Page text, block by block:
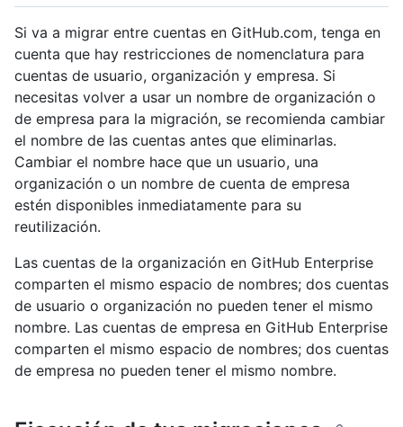
Si va a migrar entre cuentas en GitHub.com, tenga en
cuenta que hay restricciones de nomenclatura para
cuentas de usuario, organización y empresa. Si
necesitas volver a usar un nombre de organización o
de empresa para la migración, se recomienda cambiar
el nombre de las cuentas antes que eliminarlas.
Cambiar el nombre hace que un usuario, una
organización o un nombre de cuenta de empresa
estén disponibles inmediatamente para su
reutilización.
Las cuentas de la organización en GitHub Enterprise
comparten el mismo espacio de nombres; dos cuentas
de usuario o organización no pueden tener el mismo
nombre. Las cuentas de empresa en GitHub Enterprise
comparten el mismo espacio de nombres; dos cuentas
de empresa no pueden tener el mismo nombre.